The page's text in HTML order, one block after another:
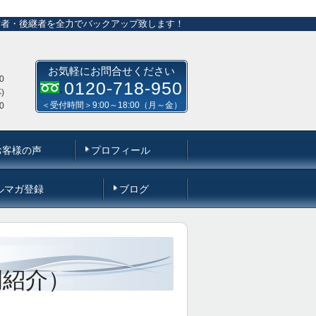
・後継者を全力でバックアップ致します！
)
お気軽にお問合せください
0120-718-950
＜受付時間＞9:00～18:00（月～金）
客様の声 プロフィール
マガ登録 ブログ
介）